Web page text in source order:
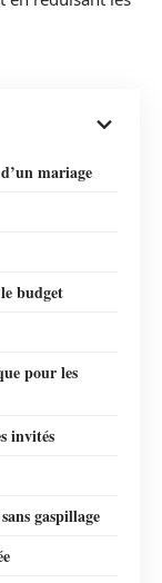
mariage
budget
pour les
invités
gaspillage